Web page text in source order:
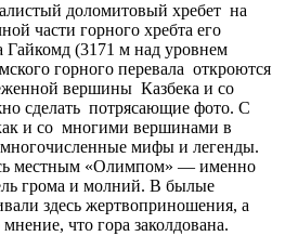
доломитовый хребет на
части горного хребта его
(3171 м над уровнем
горного перевала откроются
вершины Казбека и со
сделать потрясающие фото. С
и со многими вершинами в
мифы и легенды.
местным «Олимпом» — именно
грома и молний. В былые
здесь жертвоприношения, а
что гора заколдована.